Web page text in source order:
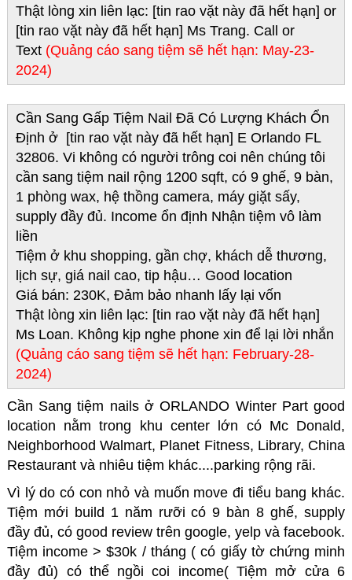
Thật lòng xin liên lạc: [tin rao vặt này đã hết hạn] or
[tin rao vặt này đã hết hạn] Ms Trang. Call or
Text (Quảng cáo sang tiệm sẽ hết hạn: May-23-
2024)
Cần Sang Gấp Tiệm Nail Đã Có Lượng Khách Ổn
Định ở [tin rao vặt này đã hết hạn] E Orlando FL
32806. Vi không có người trông coi nên chúng tôi
cần sang tiệm nail rộng 1200 sqft, có 9 ghế, 9 bàn,
1 phòng wax, hệ thồng camera, máy giặt sấy,
supply đầy đủ. Income ổn định Nhận tiệm vô làm
liền
Tiệm ở khu shopping, gần chợ, khách dễ thương,
lịch sự, giá nail cao, tip hậu… Good location
Giá bán: 230K, Đảm bảo nhanh lấy lại vốn
Thật lòng xin liên lạc: [tin rao vặt này đã hết hạn]
Ms Loan. Không kịp nghe phone xin để lại lời nhắn
(Quảng cáo sang tiệm sẽ hết hạn: February-28-
2024)
Cần Sang tiệm nails ở ORLANDO Winter Part good
location nằm trong khu center lớn có Mc Donald,
Neighborhood Walmart, Planet Fitness, Library, China
Restaurant và nhiêu tiệm khác....parking rộng rãi.
Vì lý do có con nhỏ và muốn move đi tiểu bang khác.
Tiệm mới build 1 năm rưỡi có 9 bàn 8 ghế, supply
đầy đủ, có good review trên google, yelp và facebook.
Tiệm income > $30k / tháng ( có giấy tờ chứng minh
đầy đủ) có thể ngồi coi income( Tiệm mở cửa 6